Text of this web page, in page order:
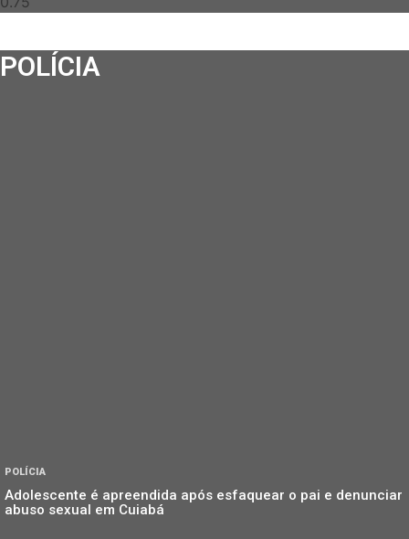
POLÍCIA
POLÍCIA
Adolescente é apreendida após esfaquear o pai e denunciar
abuso sexual em Cuiabá